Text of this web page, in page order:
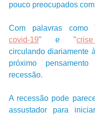
pouco preocupados
Com palavras como
covid-19" e "
circulando diariamente
próximo
recessão.
A recessão pode
assustador para